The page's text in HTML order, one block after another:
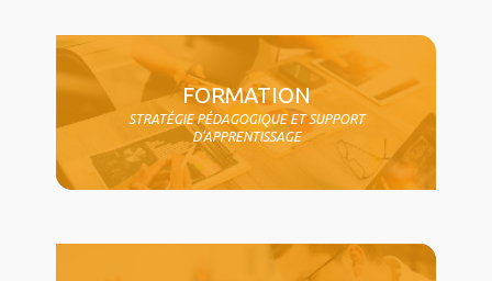
FORMATION
STRATÉGIE PÉDAGOGIQUE ET SUPPORT
D'APPRENTISSAGE